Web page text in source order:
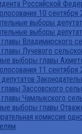
Российской
10 сентября
выборы
выборы
Владимирского
Лучевого
выборы главы
11 сентября
Зассовского
Чамлыкского
выборы главы
комиссия